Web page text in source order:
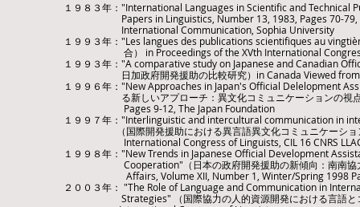
１９８３年："International Languages in Scientific and Technical
Papers in Linguistics, Number 13, 1983, Pages 70-79, The
International Communication, Sophia University
１９９３年："Les langues des publications scientifiques au
合） in Proceedings of the XVth International Congress of
１９９３年："A comparative study on Japanese and Canadian
日加政府開発援助の比較研究）in Canada Viewed from
１９９６年："New Approaches in Japan's Official Delelopment
る新しいアプローチ：異文化コミュニケーションの視点“ in
Pages 9-12, The Japan Foundation
１９９７年："Interlinguistic and intercultural communication in
（国際開発援助における異言語異文化コミュニケーション：
International Congress of Linguists, CIL 16 CNRS
１９９８年："New Trends in Japanese Official Development
Cooperation"（日本の政府開発援助の新傾向：南南協力・
Affairs, Volume XII, Number 1, Winter/Spring 1998 Pages
２００３年： "The Role of Language and Communication in
Strategies" （国際協力の人的資源開発における言語とコミュ